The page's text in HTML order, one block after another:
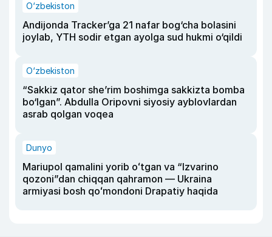
O‘zbekiston
Andijonda Tracker’ga 21 nafar bog‘cha bolasini
joylab, YTH sodir etgan ayolga sud hukmi o‘qildi
O‘zbekiston
“Sakkiz qator she’rim boshimga sakkizta bomba
bo‘lgan”. Abdulla Oripovni siyosiy ayblovlardan
asrab qolgan voqea
Dunyo
Mariupol qamalini yorib oʻtgan va “Izvarino
qozoni”dan chiqqan qahramon — Ukraina
armiyasi bosh qoʻmondoni Drapatiy haqida